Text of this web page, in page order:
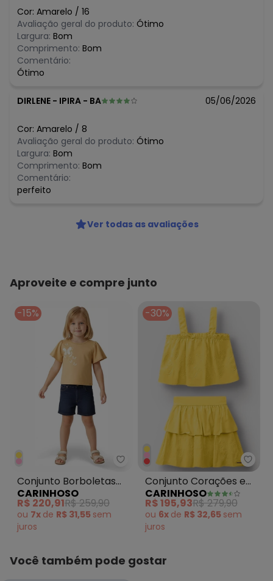
abril/2026
março/2026
fevereiro/2026
Cor: Amarelo / 16
Avaliação geral do produto: Ótimo
Largura: Bom
Comprimento: Bom
Comentário:
Ótimo
DIRLENE - IPIRA - BA 05/06/2026
Cor: Amarelo / 8
Avaliação geral do produto: Ótimo
Largura: Bom
Comprimento: Bom
Comentário:
perfeito
Ver todas as avaliações
Aproveite e compre junto
-15%
Carinhoso - Conjunto
Conjunto Borboletas
com Bordado e Jeans
Amarelo
CARINHOSO
R$ 220,91R$ 259,90
ou 7x de R$ 31,55 sem
juros
-30%
Conjunto Corações em
Puff Menina Amarelo
CARINHOSO
R$ 195,93R$ 279,90
ou 6x de R$ 32,65 sem
juros
Você também pode gostar